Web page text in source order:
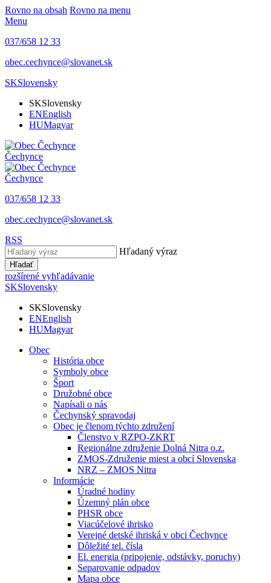
Rovno na obsah Rovno na menu
Menu
037/658 12 33
obec.cechynce@slovanet.sk
SKSlovensky
SKSlovensky
ENEnglish
HUMagyar
Čechynce
Čechynce
037/658 12 33
obec.cechynce@slovanet.sk
RSS
Hľadaný výraz
Hľadať
rozšírené vyhľadávanie
SKSlovensky
SKSlovensky
ENEnglish
HUMagyar
Obec
História obce
Symboly obce
Šport
Družobné obce
Napísali o nás
Čechynský spravodaj
Obec je členom týchto združení
Členstvo v RZPO-ZKRT
Regionálne združenie Dolná Nitra o.z.
ZMOS-Združenie miest a obcí Slovenska
NRZ – ZMOS Nitra
Informácie
Úradné hodiny
Územný plán obce
PHSR obce
Viacúčelové ihrisko
Verejné detské ihriská v obci Čechynce
Dôležité tel. čísla
El. energia (pripojenie, odstávky, poruchy)
Separovanie odpadov
Mapa obce